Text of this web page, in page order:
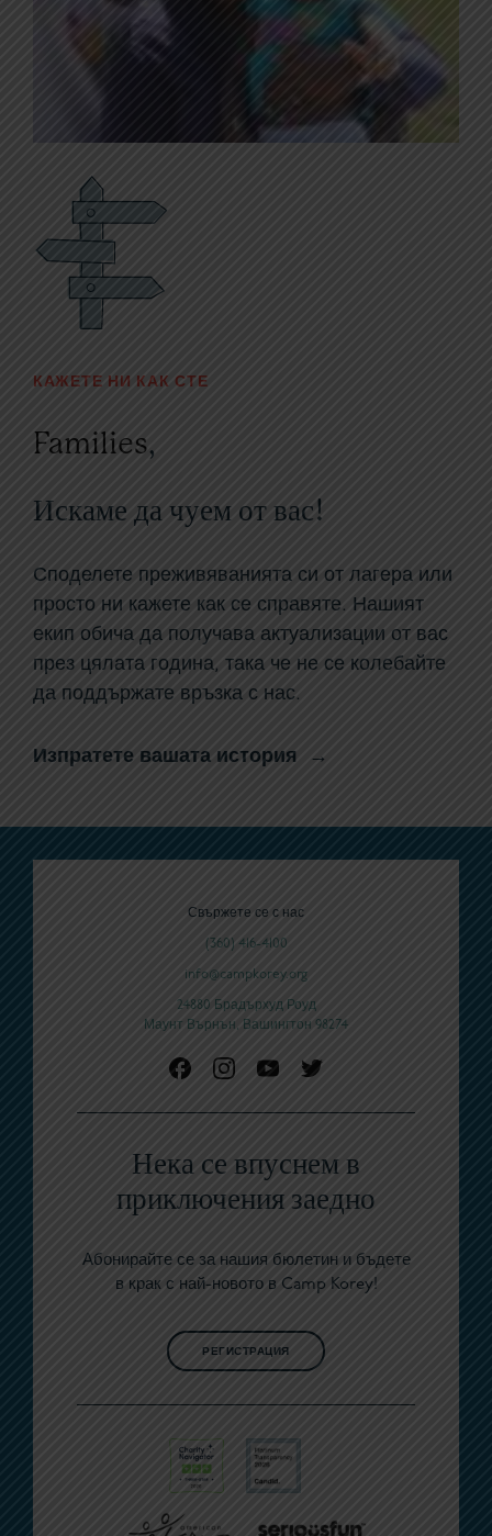
КАЖЕТЕ НИ КАК СТЕ
,
Искаме да чуем от вас!
Споделете преживяванията си от лагера или
просто ни кажете как се справяте. Нашият
екип обича да получава актуализации от вас
през цялата година, така че не се колебайте
да поддържате връзка с нас.
Изпратете вашата история
Нека се впуснем в
приключения заедно
Абонирайте се за нашия бюлетин и бъдете
в крак с най-новото в Camp Korey!
РЕГИСТРАЦИЯ
Свържете се с нас
(360) 416-4100
info@campkorey.org
24880 Брадърхуд Роуд
Маунт Върнън, Вашингтон 98274